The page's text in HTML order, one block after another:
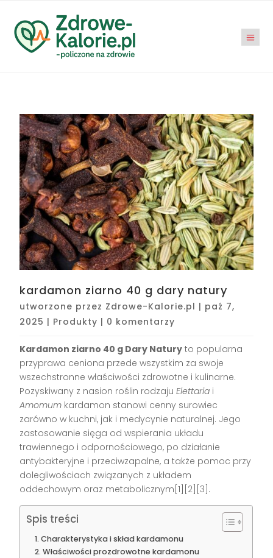
kardamon ziarno 40 g dary natury
utworzone przez Zdrowe-Kalorie.pl | paź 7,
2025 | Produkty | 0 komentarzy
Kardamon ziarno 40 g Dary Natury to popularna
przyprawa ceniona przede wszystkim za swoje
wszechstronne właściwości zdrowotne i kulinarne.
Pozyskiwany z nasion roślin rodzajuElettaria i
Amomum kardamon stanowi cenny surowiec
zarówno w kuchni, jak i medycynie naturalnej. Jego
zastosowanie sięga od wspierania układu
trawiennego i odpornościowego, po działanie
antybakteryjne i przeciwzapalne, a także pomoc przy
dolegliwościach związanych z układem
oddechowym oraz metabolicznym[1][2][3].
Spis treści
Charakterystyka i skład kardamonu
Właściwości prozdrowotne kardamonu